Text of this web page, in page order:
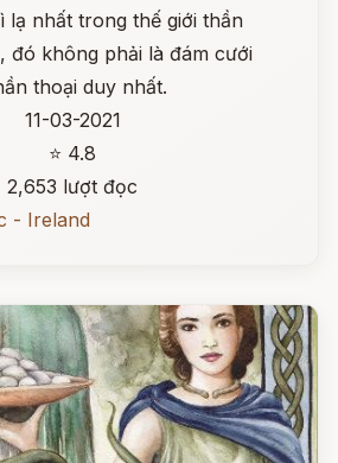
lạ nhất trong thế giới thần
đó không phải là đám cưới
thoại duy nhất.
11-03-2021
⭐ 4.8
2,653 lượt đọc
- Ireland